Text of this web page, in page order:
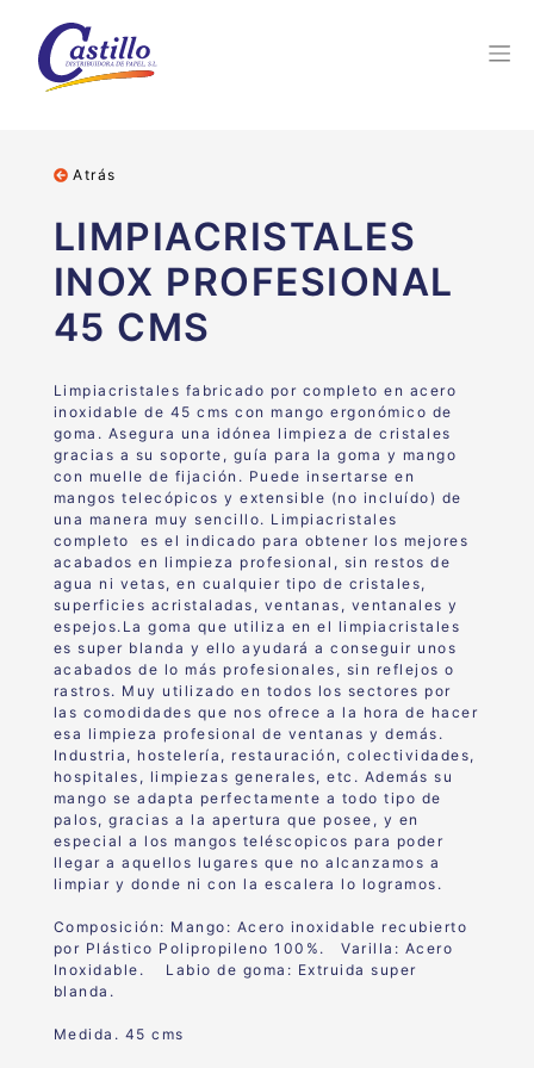
Atrás
LIMPIACRISTALES
INOX PROFESIONAL
45 CMS
Limpiacristales fabricado por completo en acero
inoxidable de 45 cms con mango ergonómico de
goma. Asegura una idónea limpieza de cristales
gracias a su soporte, guía para la goma y mango
con muelle de fijación. Puede insertarse en
mangos telecópicos y extensible (no incluído) de
una manera muy sencillo. Limpiacristales
completo es el indicado para obtener los mejores
acabados en limpieza profesional, sin restos de
agua ni vetas, en cualquier tipo de cristales,
superficies acristaladas, ventanas, ventanales y
espejos.La goma que utiliza en el limpiacristales
es super blanda y ello ayudará a conseguir unos
acabados de lo más profesionales, sin reflejos o
rastros. Muy utilizado en todos los sectores por
las comodidades que nos ofrece a la hora de hacer
esa limpieza profesional de ventanas y demás.
Industria, hostelería, restauración, colectividades,
hospitales, limpiezas generales, etc. Además su
mango se adapta perfectamente a todo tipo de
palos, gracias a la apertura que posee, y en
especial a los mangos teléscopicos para poder
llegar a aquellos lugares que no alcanzamos a
limpiar y donde ni con la escalera lo logramos.
Composición: Mango : Acero inoxidable recubierto
por Plástico Polipropileno 100%.Varilla: Acero
Inoxidable. Labio de goma: Extruida super
blanda.
Medida. 45 cms